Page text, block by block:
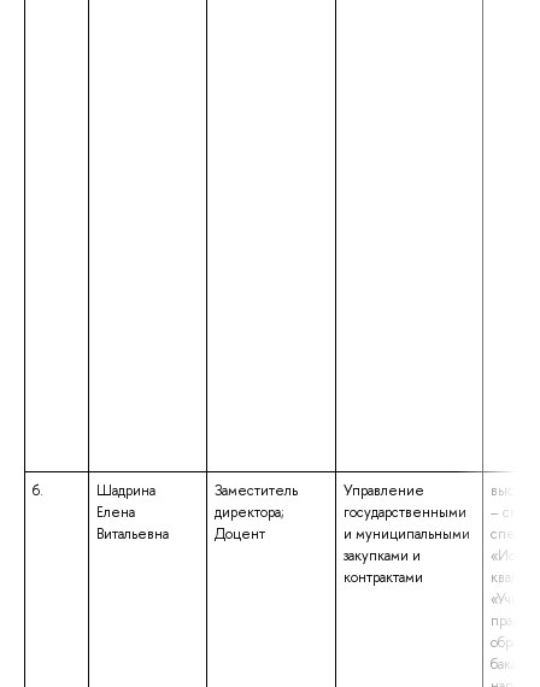
6.
Шадрина
Елена
Витальевна
Заместитель
директора;
Доцент
Управление
государственными
и муниципальными
закупками и
контрактами
–